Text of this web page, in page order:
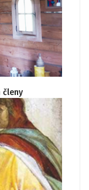
členy